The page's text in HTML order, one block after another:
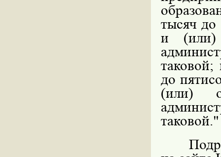
тысяч
и (или)
до
(или)
таковой."